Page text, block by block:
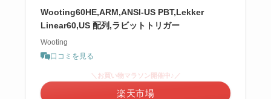
Wooting60HE,ARM,ANSI-US PBT,Lekker
Linear60,US 配列,ラビットトリガー
Wooting
口コミを見る
＼お買い物マラソン開催中♪／
楽天市場